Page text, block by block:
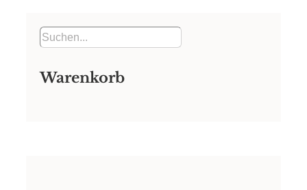
Warenkorb